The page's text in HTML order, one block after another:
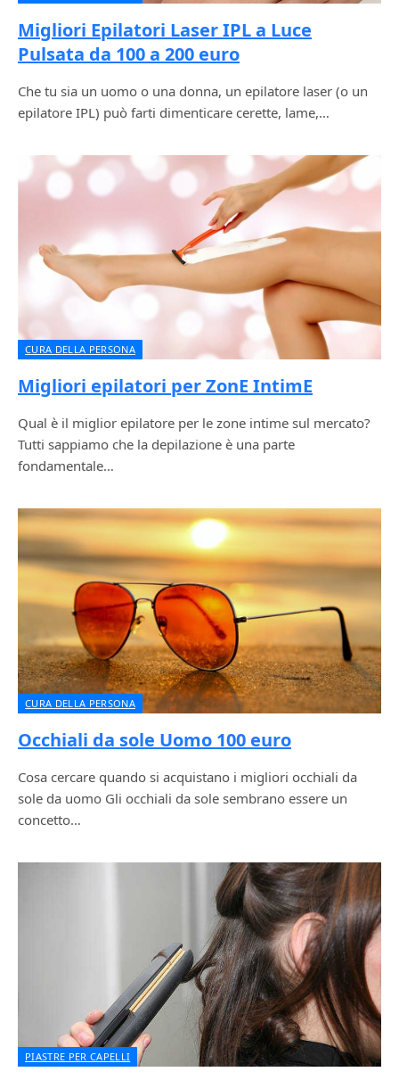
Migliori Epilatori Laser IPL a Luce
Pulsata da 100 a 200 euro
Che tu sia un uomo o una donna, un epilatore laser (o un
epilatore IPL) può farti dimenticare cerette, lame,…
CURA DELLA PERSONA
Migliori epilatori per ZonE IntimE
Qual è il miglior epilatore per le zone intime sul mercato?
Tutti sappiamo che la depilazione è una parte
fondamentale…
CURA DELLA PERSONA
Occhiali da sole Uomo 100 euro
Cosa cercare quando si acquistano i migliori occhiali da
sole da uomo Gli occhiali da sole sembrano essere un
concetto…
PIASTRE PER CAPELLI